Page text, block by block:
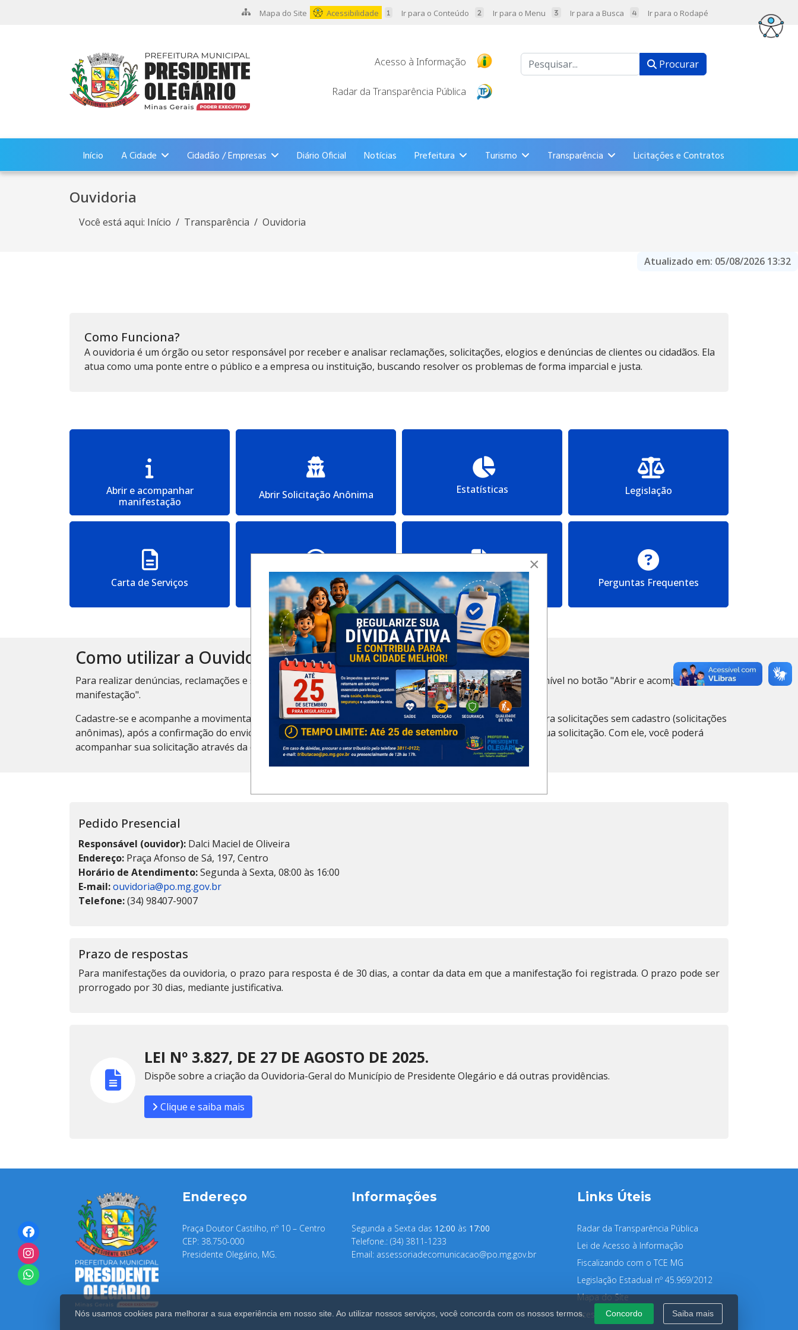
Mapa do Site Acessibilidade Ir para o Conteúdo Ir para o Menu Ir para a Busca Ir para o Rodapé
Acesso à Informação
Radar da Transparência Pública
Procurar Procurar
Início A Cidade Cidadão / Empresas Diário Oficial Notícias Prefeitura Turismo Transparência Licitações e Contratos
Ouvidoria
Você está aqui: Início Transparência Ouvidoria
Atualizado em: 05/08/2026 13:32
Como Funciona?
A ouvidoria é um órgão ou setor responsável por receber e analisar reclamações, solicitações, elogios e denúncias de clientes ou cidadãos. Ela
atua como uma ponte entre o público e a empresa ou instituição, buscando resolver os problemas de forma imparcial e justa.
Abrir e acompanhar
manifestação
Abrir Solicitação Anônima Estatísticas Legislação
Carta de Serviços Pesquisa de satisfação
Resultados de Pesquisas de
Satisfação
Perguntas Frequentes
Como utilizar a Ouvidoria?
Para realizar denúncias, reclamações e sugestões, você deverá preencher um formulário eletrônico disponível no botão "Abrir e acompanhar
manifestação".
Cadastre-se e acompanhe a movimentação das suas solicitações em nossa plataforma e em seu e-mail. Para solicitações sem cadastro (solicitações
anônimas), após a confirmação do envio do formulário, anote a URL (endereço) de acompanhamento da sua solicitação. Com ele, você poderá
acompanhar sua solicitação através da opção "Consultar Andamento"
Pedido Presencial
Responsável (ouvidor): Dalci Maciel de Oliveira
Endereço: Praça Afonso de Sá, 197, Centro
Horário de Atendimento:Segunda à Sexta, 08:00 às 16:00
E-mail:ouvidoria@po.mg.gov.br
Telefone:(34) 98407-9007
Prazo de respostas
Para manifestações da ouvidoria, o prazo para resposta é de 30 dias, a contar da data em que a manifestação foi registrada. O prazo pode ser
prorrogado por 30 dias, mediante justificativa.
LEI Nº 3.827, DE 27 DE AGOSTO DE 2025.
Dispõe sobre a criação da Ouvidoria-Geral do Município de Presidente Olegário e dá outras providências.
Clique e saiba mais
Endereço
Praça Doutor Castilho, nº 10 – Centro
CEP: 38.750-000
Presidente Olegário, MG.
Informações
Segunda a Sexta das 12:00 às 17:00
Telefone.: (34) 3811-1233
Email: assessoriadecomunicacao@po.mg.gov.br
Links Úteis
Radar da Transparência Pública
Lei de Acesso à Informação
Fiscalizando com o TCE MG
Legislação Estadual nº 45.969/2012
Mapa do Site
Acessibilidade
Nós usamos cookies para melhorar a sua experiência em nosso site. Ao utilizar nossos serviços, você concorda com os nossos termos. Concordo Saiba mais
×